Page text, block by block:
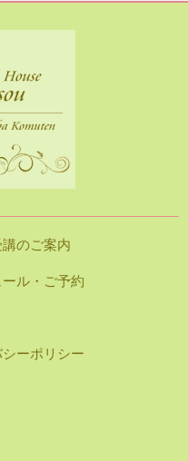
講のご案内
ル・ご予約
ーポリシー